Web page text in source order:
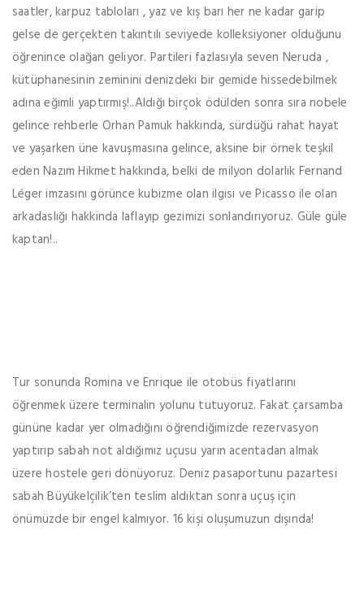
saatler, karpuz tabloları , yaz ve kış barı her ne kadar garip
gelse de gerçekten takıntılı seviyede kolleksiyoner olduğunu
öğrenince olağan geliyor. Partileri fazlasıyla seven Neruda ,
kütüphanesinin zeminini denizdeki bir gemide hissedebilmek
adına eğimli yaptırmış!..Aldığı birçok ödülden sonra sıra nobele
gelince rehberle Orhan Pamuk hakkında, sürdüğü rahat hayat
ve yaşarken üne kavuşmasına gelince, aksine bir örnek teşkil
eden Nazım Hikmet hakkında, belki de milyon dolarlık Fernand
Léger imzasını görünce kubizme olan ilgisi ve Picasso ile olan
arkadaslığı hakkinda laflayıp gezimizi sonlandırıyoruz. Güle güle
kaptan!..
Tur sonunda Romina ve Enrique ile otobüs fiyatlarını
öğrenmek üzere terminalin yolunu tutuyoruz. Fakat çarsamba
gününe kadar yer olmadığını öğrendiğimizde rezervasyon
yaptırıp sabah not aldığımız uçusu yarın acentadan almak
üzere hostele geri dönüyoruz. Deniz pasaportunu pazartesi
sabah Büyükelçilik’ten teslim aldıktan sonra uçuş için
önümüzde bir engel kalmıyor. 16 kişi oluşumuzun dışında!